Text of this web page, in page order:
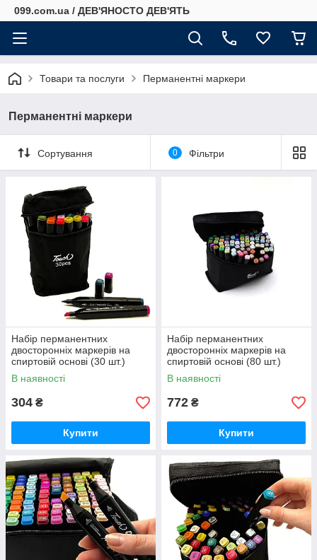
099.com.ua / ДЕВ'ЯНОСТО ДЕВ'ЯТЬ
Товари та послуги Перманентні маркери
Перманентні маркери
Сортування 0 Фільтри
Набір перманентних
двосторонніх маркерів на
спиртовій основі (30 шт.)
В наявності
304 ₴
Купити
Набір перманентних
двосторонніх маркерів на
спиртовій основі (80 шт.)
В наявності
772 ₴
Купити